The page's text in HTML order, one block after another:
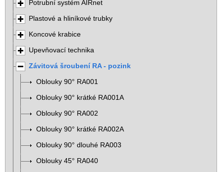
Potrubní systém AIRnet
Plastové a hliníkové trubky
Koncové krabice
Upevňovací technika
Závitová šroubení RA - pozink
Oblouky 90° RA001
Oblouky 90° krátké RA001A
Oblouky 90° RA002
Oblouky 90° krátké RA002A
Oblouky 90° dlouhé RA003
Oblouky 45° RA040